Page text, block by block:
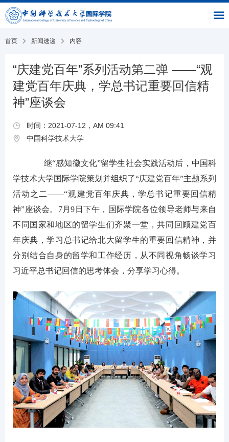
主
页
|
交
|
书
馆
|
接
English
首页 新闻速递 内容
“庆建党百年”系列活动第二弹 ——“观
建党百年庆典，学总书记重要回信精
神”座谈会
时间：2021-07-12，AM 09:41
中国科学技术大学
继“感知徽文化”留学生社会实践活动后，中国科
学技术大学国际学院策划并组织了“庆建党百年”主题系列
活动之二——“观建党百年庆典，学总书记重要回信精
神”座谈会。7月9日下午，国际学院各位领导老师与来自
不同国家和地区的留学生们齐聚一堂，共同回顾建党百
年庆典，学习总书记给北大留学生的重要回信精神，并
分别结合自身的留学和工作经历，从不同视角畅谈学习
习近平总书记回信的思考体会，分享学习心得。